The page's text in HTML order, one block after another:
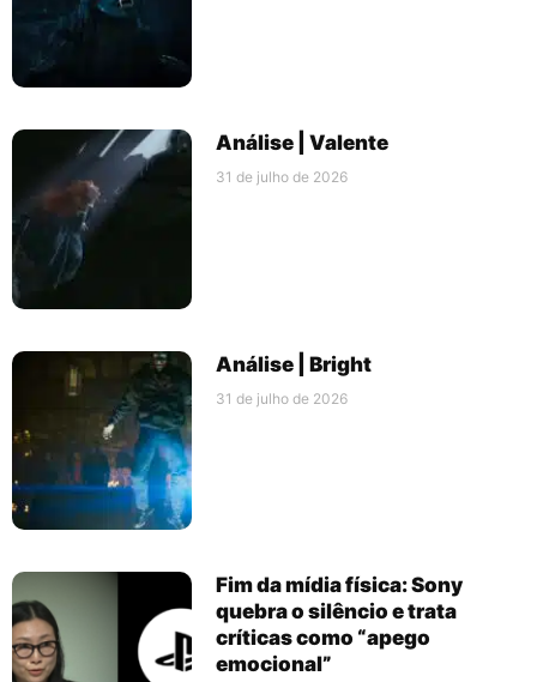
Análise | Valente
31 de julho de 2026
Análise | Bright
31 de julho de 2026
Fim da mídia física: Sony
quebra o silêncio e trata
críticas como “apego
emocional”